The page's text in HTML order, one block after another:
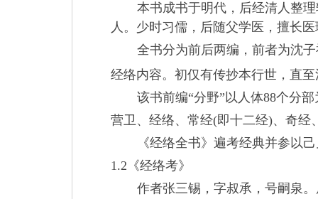
本书成书于明代，后经清人整
人。少时习儒，后随父学医，擅长
全书分为前后两编，前者为沈
经络内容。初仅有传抄本行世，直
该书前编“分野”以人体88个分部
营卫、经络、常经(即十二经)、奇经
《经络全书》 遍考经典并参以
1.2 《经络考》
作者张三锡，字叔承，号嗣泉